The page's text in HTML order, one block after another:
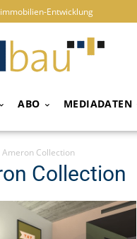
Entwicklung
ABO MEDIADATEN
Ameron Collection
Collection